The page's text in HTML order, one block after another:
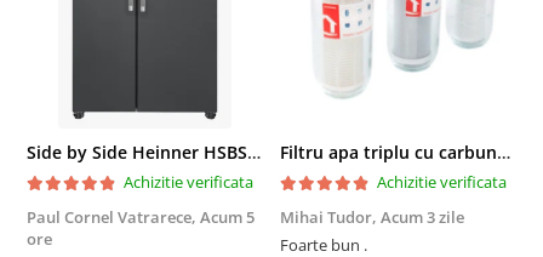
Side by Side Heinner HSBS-HM439NFINVDGWDE++, Total No Frost, Compresor Inverter, Dozator Apa, Display Touch LED, 439 L, Clasa E, Gri Antracit Texturat
Achizitie verificata
Paul Cornel Vatrarece, Acum 5
ore
Filtru apa triplu cu carbune/bumbac/sita 3x3/4"*10
Achizitie verificata
Mihai Tudor, Acum 3 zile
Foarte bun .